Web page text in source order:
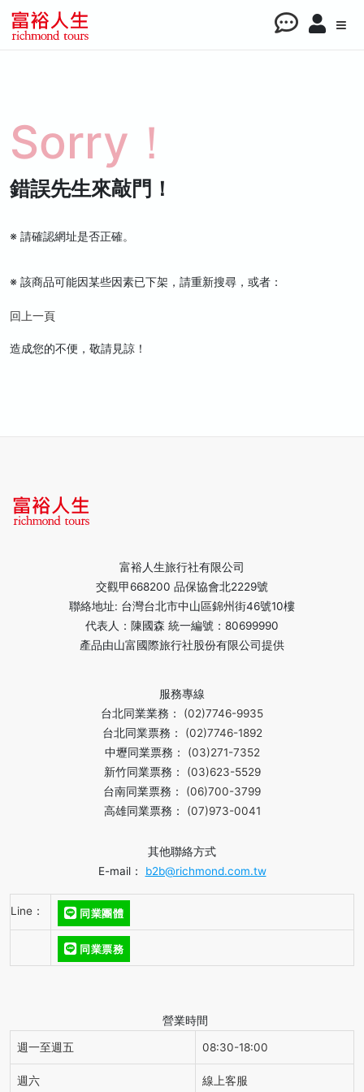
Sorry！
錯誤先生來敲門！
※ 請確認網址是否正確。
※ 該商品可能因某些因素已下架，請重新搜尋，或者：
回上一頁
造成您的不便，敬請見諒！
富裕人生旅行社有限公司
交觀甲668200 品保協會北2229號
聯絡地址: 台灣台北市中山區錦州街46號10樓
代表人：陳國森 統一編號：80699990
產品由山富國際旅行社股份有限公司提供
服務專線
台北同業業務： (02)7746-9935
台北同業票務： (02)7746-1892
中壢同業票務： (03)271-7352
新竹同業票務： (03)623-5529
台南同業票務： (06)700-3799
高雄同業票務： (07)973-0041
其他聯絡方式
E-mail： b2b@richmond.com.tw
Line： 同業團體
同業票務
營業時間
週一至週五 08:30-18:00
週六 線上客服